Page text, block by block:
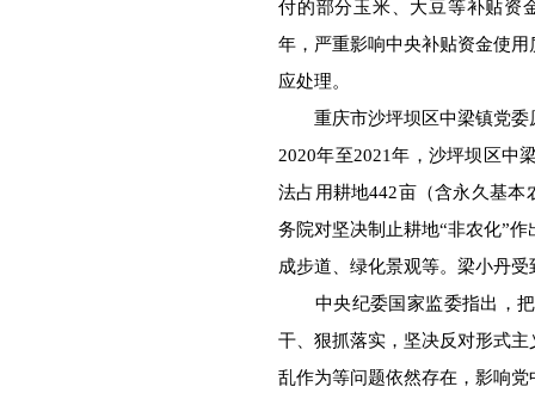
付的部分玉米、大豆等补贴资
年，严重影响中央补贴资金使
应处理。
重庆市沙坪坝区中梁镇党委
2020年至2021年，沙坪坝区中
法占用耕地442亩（含永久基本
务院对坚决制止耕地“非农化”
成步道、绿化景观等。梁小丹
中央纪委国家监委指出，把
干、狠抓落实，坚决反对形式
乱作为等问题依然存在，影响